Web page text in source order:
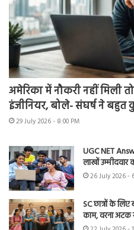
अमेरिका में नौकरी नहीं मिली
इंजीनियर, बोले- संघर्ष ने बहुत
29 July 2026 - 8:00 PM
UGC NET
लाखों उम्मीदवार
26 July 2026 -
SC छात्रों के
काम, वरना